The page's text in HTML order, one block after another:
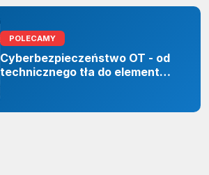
POLECAMY
Cyberbezpieczeństwo OT - od
technicznego tła do elementu